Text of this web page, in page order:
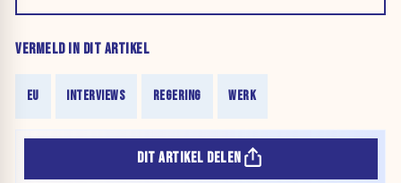
VERMELD IN DIT ARTIKEL
EU INTERVIEWS REGERING WERK
DIT ARTIKEL DELEN